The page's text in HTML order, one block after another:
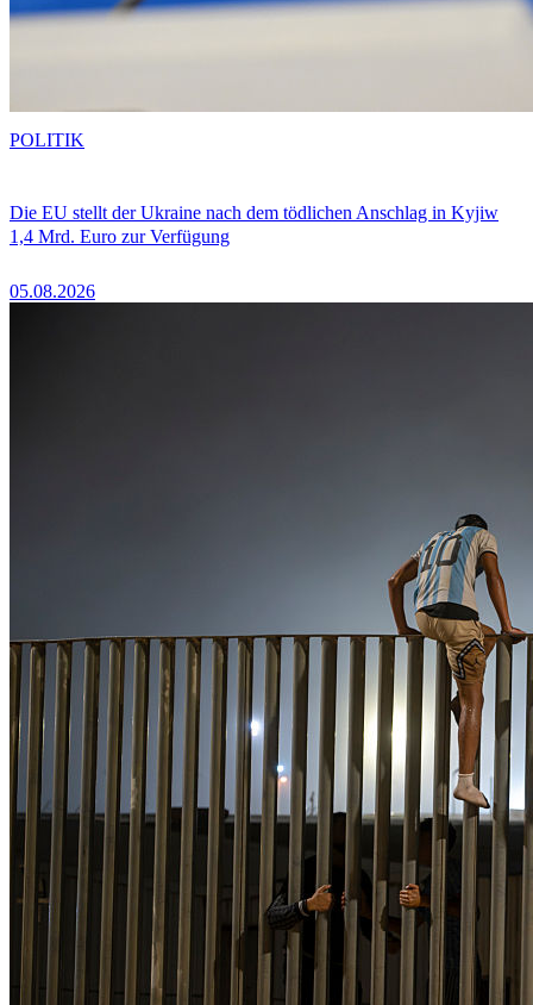
Die EU stellt der Ukraine nach dem tödlichen Anschlag in Kyjiw
1,4 Mrd. Euro zur Verfügung
05.08.2026
POLITIK